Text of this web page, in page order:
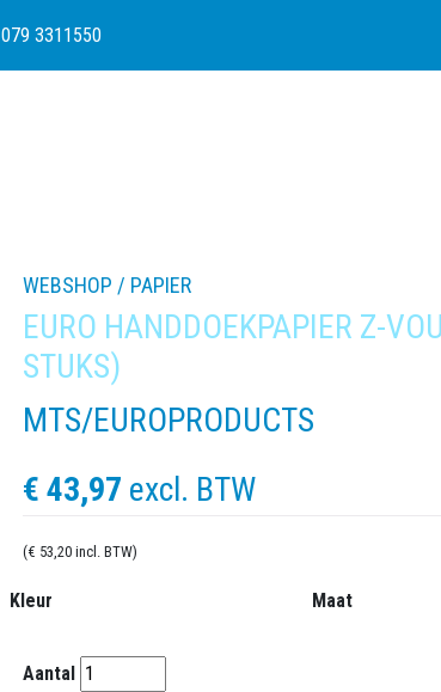
079 3311550
WEBSHOP / PAPIER
EURO HANDDOEKPAPIER Z-
STUKS)
MTS/EUROPRODUCTS
€ 43,97 excl. BTW
(€ 53,20 incl. BTW)
Kleur Maat
Aantal